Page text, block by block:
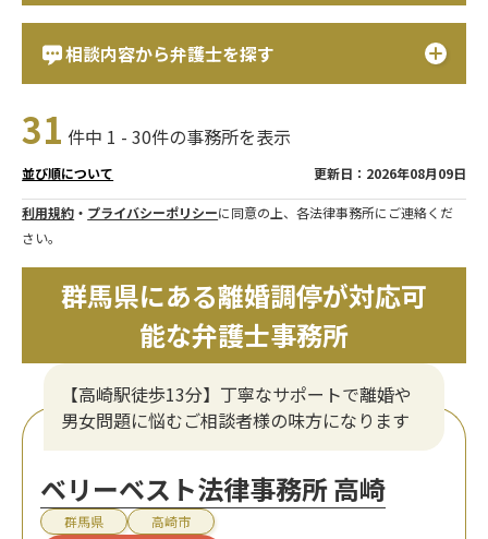
相談内容から弁護士を探す
31 件中 1 - 30件の事務所を表示
並び順について 更新日：2026年08月09日
利用規約 ・ プライバシーポリシーに同意の上、各法律事務所にご連絡くだ
さい。
群馬県にある離婚調停が対応可
能な弁護士事務所
【高崎駅徒歩13分】丁寧なサポートで離婚や
男女問題に悩むご相談者様の味方になります
ベリーベスト法律事務所 高崎
群馬県 高崎市